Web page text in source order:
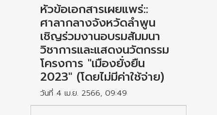
หัวข้อเอกสารเผยแพร่::
ศาลากลางจังหวัดลำพูน
เชิญร่วมงานอบรมสัมมนา
วิชาการและแสดงนวัตกรรม
โครงการ "เมืองยั่งยืน
2023" (โดยไม่มีค่าใช้จ่าย)
วันที่ 4 เม.ย. 2566, 09:49